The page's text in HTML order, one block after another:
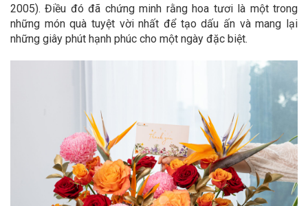
2005). Điều đó đã chứng minh rằng hoa tươi là một trong
những món quà tuyệt vời nhất để tạo dấu ấn và mang lại
những giây phút hạnh phúc cho một ngày đặc biệt.